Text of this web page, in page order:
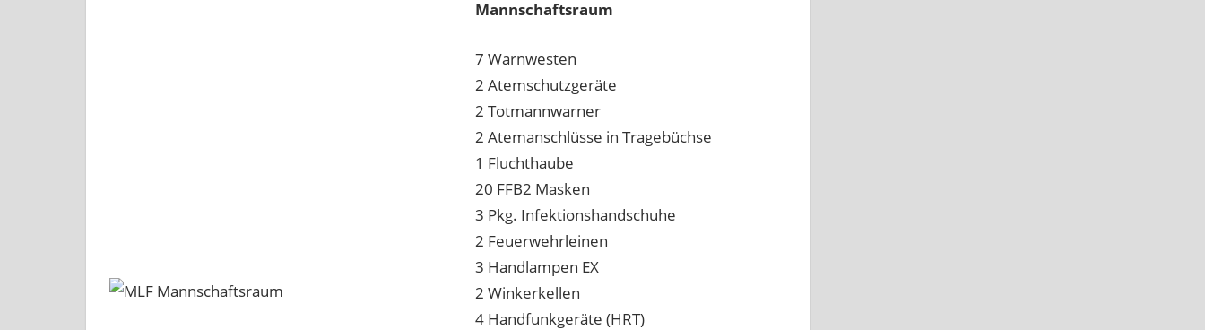
Mannschaftsraum
7 Warnwesten
2 Atemschutzgeräte
2 Totmannwarner
2 Atemanschlüsse in Tragebüchse
1 Fluchthaube
20 FFB2 Masken
3 Pkg. Infektionshandschuhe
2 Feuerwehrleinen
3 Handlampen EX
2 Winkerkellen
4 Handfunkgeräte (HRT)